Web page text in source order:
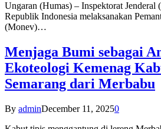
Ungaran (Humas) – Inspektorat Jenderal
Republik Indonesia melaksanakan
(Monev)…
Menjaga Bumi sebagai
Ekoteologi Kemenag
Semarang dari Merbabu
By adminDecember 11, 20250